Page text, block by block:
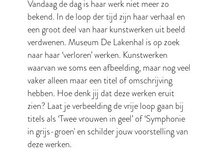
Vandaag de dag is haar werk niet meer zo
bekend. In de loop der tijd zijn haar verhaal en
een groot deel van haar kunstwerken uit beeld
verdwenen. Museum De Lakenhal is op zoek
naar haar ‘verloren’ werken. Kunstwerken
waarvan we soms een afbeelding, maar nog veel
vaker alleen maar een titel of omschrijving
hebben. Hoe denk jij dat deze werken eruit
zien? Laat je verbeelding de vrije loop gaan bij
titels als ‘Twee vrouwen in geel’ of ‘Symphonie
in grijs-groen' en schilder jouw voorstelling van
deze werken.